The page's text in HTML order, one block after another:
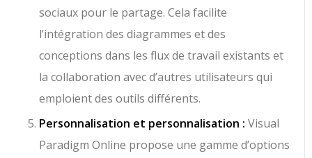
sociaux pour le partage. Cela facilite
l’intégration des diagrammes et des
conceptions dans les flux de travail existants et
la collaboration avec d’autres utilisateurs qui
emploient des outils différents.
Personnalisation et personnalisation : Visual
Paradigm Online propose une gamme d’options